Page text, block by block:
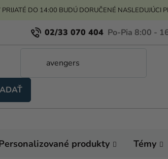
PRIJATÉ DO 14:00 BUDÚ DORUČENÉ NASLEDUJÚCI
02/33 070 404
produkty Témy